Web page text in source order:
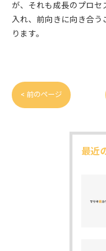
が、それも成長のプロ
入れ、前向きに向き合
ります。
< 前のページ
最近